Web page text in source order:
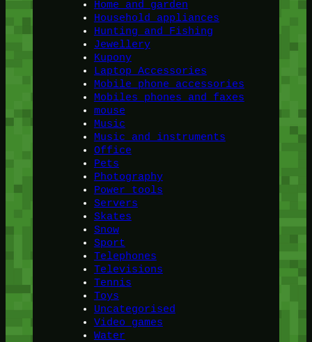
Home and garden
Household appliances
Hunting and Fishing
Jewellery
Kupony
Laptop Accessories
Mobile phone accessories
Mobiles phones and faxes
mouse
Music
Music and instruments
Office
Pets
Photography
Power tools
Servers
Skates
Snow
Sport
Telephones
Televisions
Tennis
Toys
Uncategorised
Video games
Water